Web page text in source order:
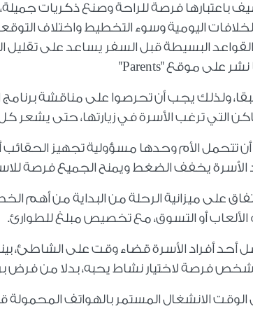
باعتبارها فرصة للراحة وصنع ذكريات
اليومية وسوء التخطيط واختلاف
البسيطة قبل السفر يساعد على تقليل
نشر على موقع "Parents
"
ولذلك يجب أن تحرصوا على مناقشة برنامج
التي ترغب الأسرة في زيارتها، حتى يشعر
تتحمل الأم وحدها مسؤولية تجهيز الحقائب
الأسرة يخفف الضغط ويمنح الجميع فرصة
على ميزانية الرحلة من البداية من أهم
أو التسوق، مع تخصيص مبلغ للطوارئ.
أفراد الأسرة قضاء وقت على الشاطئ،
فرصة لاختيار نشاط يحبه، بدلا من فرض
الانشغال المستمر بالهواتف المحمولة